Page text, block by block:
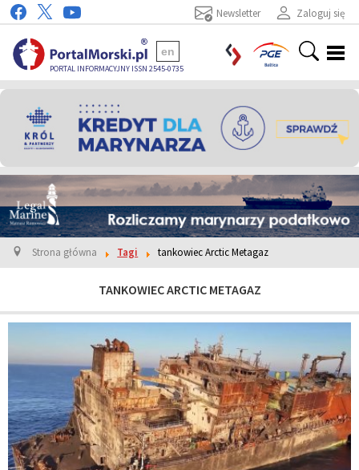
Zaloguj się
Newsletter
PORTAL INFORMACYJNY ISSN 2545-0735
en
Strona główna Tagi tankowiec Arctic Metagaz
TANKOWIEC ARCTIC METAGAZ